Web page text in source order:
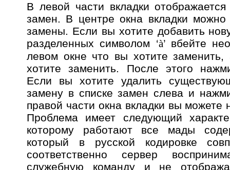
В левой части вкладки
замен. В центре окна вкладки можно
замены. Если вы хотите добавить
разделенных символом ‘à’ вбейте
левом окне что вы хотите
хотите заменить. После этого
Если вы хотите удалить
замену в списке замен слева и
правой части окна вкладки вы можете
Проблема имеет следующий
которому работают все мады
который в русской кодировке
соответственно сервер
служебную команду и не